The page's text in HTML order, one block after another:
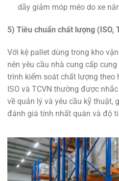
dãy giảm móp méo do xe
5) Tiêu chuẩn chất lượng (ISO,
Với kệ pallet dùng trong kho
nên yêu cầu nhà cung cấp
trình kiểm soát chất lượng theo
ISO và TCVN thường được
về quản lý và yêu cầu kỹ thuật,
đánh giá tính nhất quán và độ